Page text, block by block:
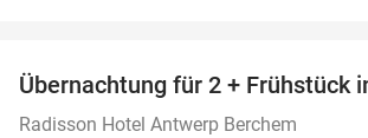
Übernachtung für 2 + Frühstück
Radisson Hotel Antwerp Berchem